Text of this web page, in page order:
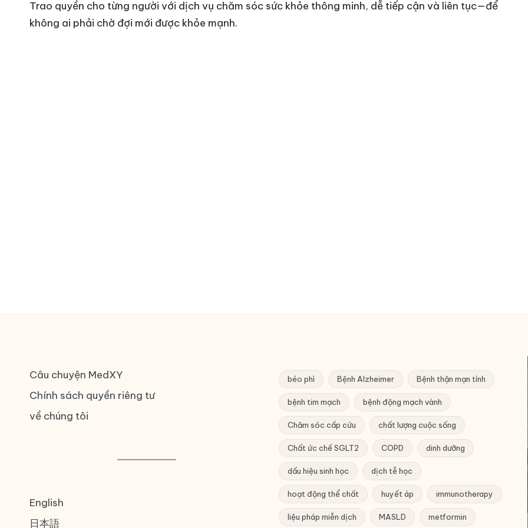
Trao quyền cho từng người với dịch vụ chăm sóc sức khỏe thông minh, dễ tiếp cận và liên tục—để
không ai phải chờ đợi mới được khỏe mạnh.
Câu chuyện MedXY
Chính sách quyền riêng tư
về chúng tôi
English
日本語
béo phì Bệnh Alzheimer Bệnh thận mạn tính
bệnh tim mạch bệnh động mạch vành
Chăm sóc cấp cứu chất lượng cuộc sống
Chất ức chế SGLT2 COPD dinh dưỡng
dấu hiệu sinh học dịch tễ học
hoạt động thể chất huyết áp immunotherapy
liệu pháp miễn dịch MASLD metformin